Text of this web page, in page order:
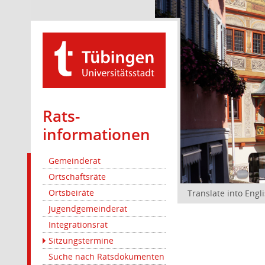
Rats­
informationen
Gemeinderat
Ortschaftsräte
Ortsbeiräte
Jugendgemeinderat
Integrationsrat
Sitzungstermine
Suche nach Ratsdokumenten
Translate into